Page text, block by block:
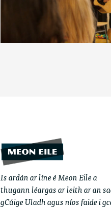
Is ardán ar líne é Meon Eile a
thugann léargas ar leith ar an
gCúige Uladh agus níos faide i